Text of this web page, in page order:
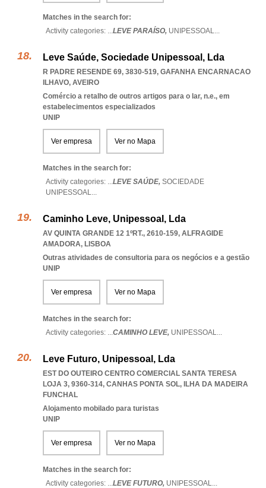
Matches in the search for:
Activity categories: ...LEVE PARAÍSO, UNIPESSOAL...
Leve Saúde, Sociedade Unipessoal, Lda
R PADRE RESENDE 69, 3830-519, GAFANHA ENCARNACAO
ILHAVO, AVEIRO
Comércio a retalho de outros artigos para o lar, n.e., em
estabelecimentos especializados
UNIP
Ver empresa Ver no Mapa
Matches in the search for:
Activity categories: ...LEVE SAÚDE, SOCIEDADE
UNIPESSOAL...
Caminho Leve, Unipessoal, Lda
AV QUINTA GRANDE 12 1ºRT., 2610-159, ALFRAGIDE
AMADORA, LISBOA
Outras atividades de consultoria para os negócios e a gestão
UNIP
Ver empresa Ver no Mapa
Matches in the search for:
Activity categories: ...CAMINHO LEVE, UNIPESSOAL...
Leve Futuro, Unipessoal, Lda
EST DO OUTEIRO CENTRO COMERCIAL SANTA TERESA
LOJA 3, 9360-314, CANHAS PONTA SOL, ILHA DA MADEIRA
FUNCHAL
Alojamento mobilado para turistas
UNIP
Ver empresa Ver no Mapa
Matches in the search for:
Activity categories: ...LEVE FUTURO, UNIPESSOAL...